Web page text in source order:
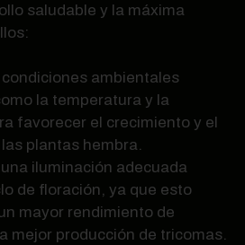
saludable y la máxima
ambientales
la temperatura y la
favorecer el crecimiento y el
plantas hembra.
iluminación adecuada
de floración, ya que esto
mayor rendimiento de
mejor producción de tricomas.